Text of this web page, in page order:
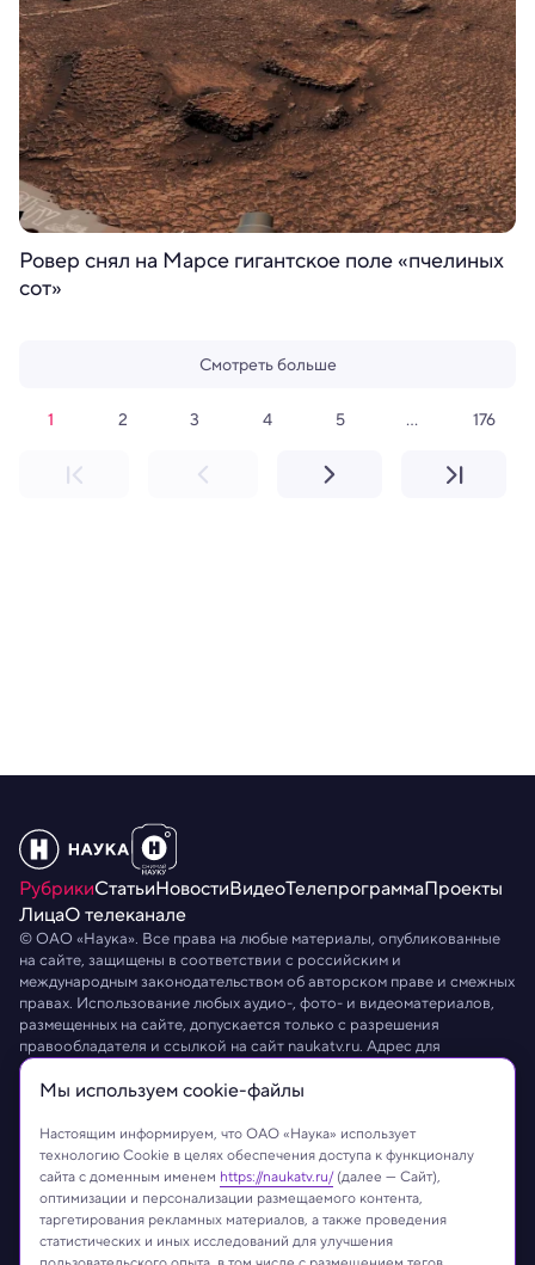
Ровер снял на Марсе гигантское поле «пчелиных
сот»
Смотреть больше
1 2 3 4 5 ... 176
РубрикиСтатьиНовостиВидеоТелепрограммаПроекты
ЛицаО телеканале
© ОАО «Наука». Все права на любые материалы, опубликованные
на сайте, защищены в соответствии с российским и
международным законодательством об авторском праве и смежных
правах. Использование любых аудио-, фото- и видеоматериалов,
размещенных на сайте, допускается только с разрешения
правообладателя и ссылкой на сайт naukatv.ru. Адрес для
направления юридически значимых сообщений:
Обработка персональных данныхРабота с cookie-файлами
Мы используем сookie-файлы
Настоящим информируем, что ОАО «Наука» использует
технологию Cookie в целях обеспечения доступа к функционалу
сайта с доменным именем https://naukatv.ru/(далее — Сайт),
оптимизации и персонализации размещаемого контента,
таргетирования рекламных материалов, а также проведения
статистических и иных исследований для улучшения